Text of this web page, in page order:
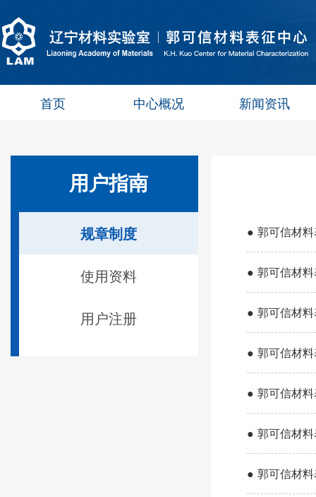
首页 中心概况 新闻资讯
用户指南
规章制度
使用资料
用户注册
● 郭可信材
● 郭可信材
● 郭可信材
● 郭可信材
● 郭可信材
● 郭可信材
● 郭可信材